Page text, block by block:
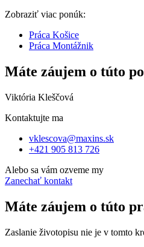
Zobraziť viac ponúk:
Práca Košice
Práca Montážnik
Máte záujem o túto
Viktória Kleščová
Kontaktujte ma
vklescova@maxins.sk
+421 905 813 726
Alebo sa vám ozveme my
Zanechať kontakt
Máte záujem o túto
Zaslanie životopisu nie je v tomto